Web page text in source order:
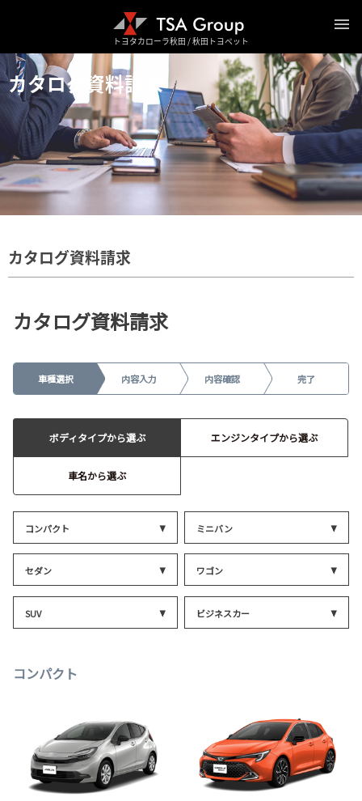
トヨタカローラ秋田 / 秋田トヨペット
カタログ資料請求
カタログ資料請求